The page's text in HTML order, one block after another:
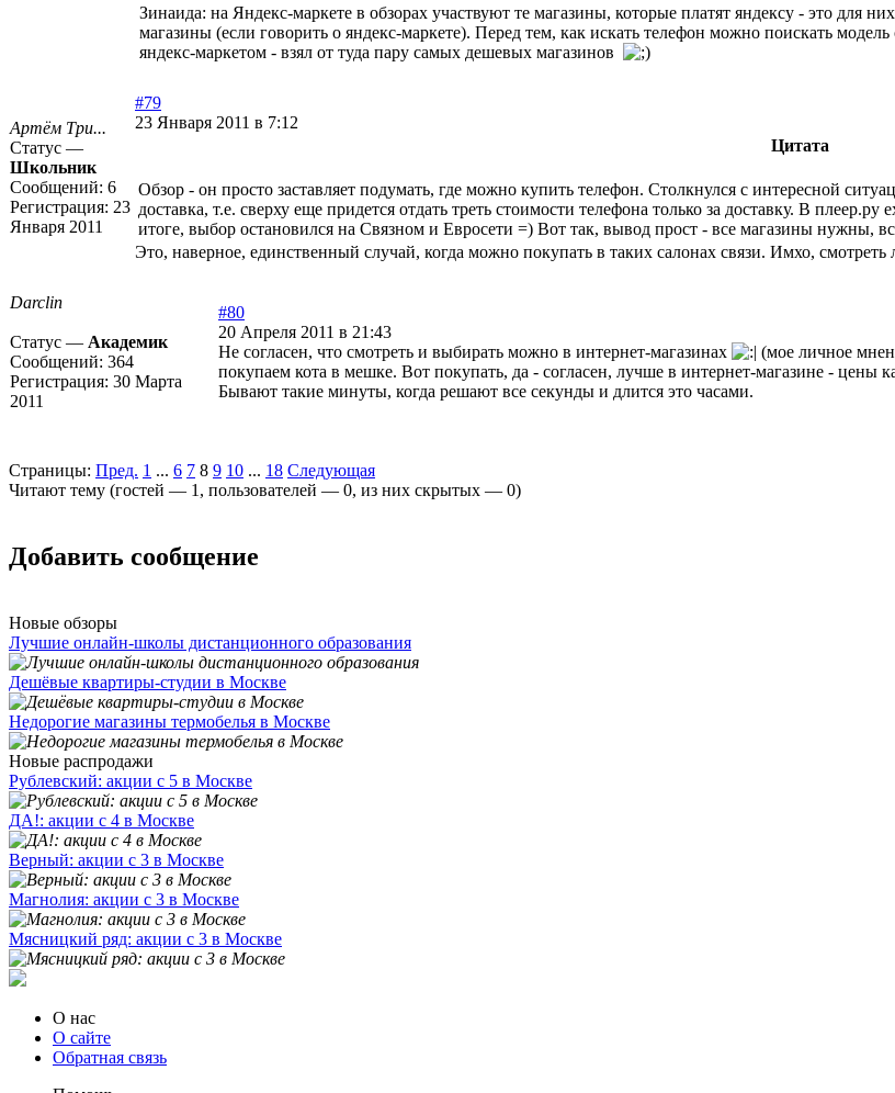
Зинаида: на Яндекс-маркете в обзорах участвуют те магазины, которые платят яндексу - это для
магазины (если говорить о яндекс-маркете). Перед тем, как искать телефон можно поискать
яндекс-маркетом - взял от туда пару самых дешевых магазинов
Артём Три...
Статус —
Школьник
Сообщений: 6
Регистрация: 23
Января 2011
#79
23 Января 2011 в 7:12
Цитата
Обзор - он просто заставляет подумать, где можно купить телефон. Столкнулся с интересной
доставка, т.е. сверху еще придется отдать треть стоимости телефона только за доставку. В
итоге, выбор остановился на Связном и Евросети =) Вот так, вывод прост - все магазины нужны,
Это, наверное, единственный случай, когда можно покупать в таких салонах связи. Имхо, смотреть
Darclin
Статус — Академик
Сообщений: 364
Регистрация: 30 Марта
2011
#80
20 Апреля 2011 в 21:43
Не согласен, что смотреть и выбирать можно в интернет-магазинах
(мое личное
покупаем кота в мешке. Вот покупать, да - согласен, лучше в интернет-магазине - цены
Бывают такие минуты, когда решают все секунды и длится это часами.
Страницы: Пред. 1 ... 6 7 8 9 10 ... 18 Следующая
Читают тему (гостей — 1 , пользователей — 0, из них скрытых — 0)
Добавить сообщение
Новые обзоры
Лучшие онлайн-школы дистанционного образования
Дешёвые квартиры-студии в Москве
Недорогие магазины термобелья в Москве
Новые распродажи
Рублевский: акции с 5 в Москве
ДА!: акции с 4 в Москве
Верный: акции с 3 в Москве
Магнолия: акции с 3 в Москве
Мясницкий ряд: акции с 3 в Москве
О нас
О сайте
Обратная связь